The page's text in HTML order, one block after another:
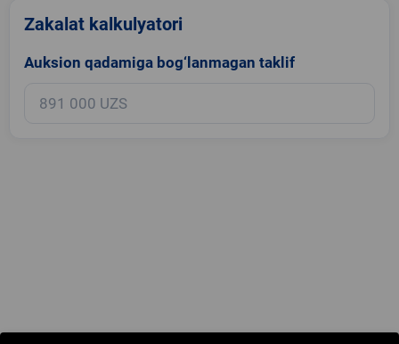
Zakalat kalkulyatori
Auksion qadamiga bog‘lanmagan taklif